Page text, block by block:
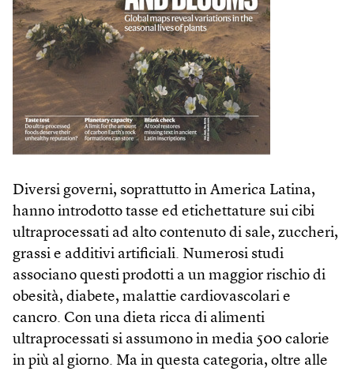
Diversi governi, soprattutto in America Latina,
hanno introdotto tasse ed etichettature sui cibi
ultraprocessati ad alto contenuto di sale, zuccheri,
grassi e additivi artificiali. Numerosi studi
associano questi prodotti a un maggior rischio di
obesità, diabete, malattie cardiovascolari e
cancro. Con una dieta ricca di alimenti
ultraprocessati si assumono in media 500 calorie
in più al giorno. Ma in questa categoria, oltre alle